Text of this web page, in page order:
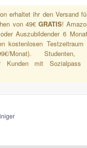
erhaltet ihr den Versand
von 49€GRATIS!
Auszubildender 6
kostenlosen Testzeitraum
Studenten,
Kunden mit Sozialpass